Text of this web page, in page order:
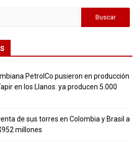
PetrolCo pusieron en producción
en los Llanos: ya producen 5.000
de sus torres en Colombia y Brasil a
millones